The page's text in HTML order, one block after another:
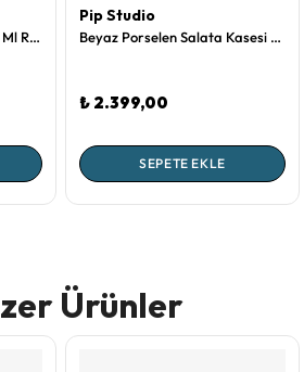
Beyaz Porselen Kupa 260 Ml Royal Gold White Collection by Pip Studio
Pip Studio
Beyaz Porselen Salata Kasesi 15 Cm Royal Gold White Collection by Pip Studio
₺ 2.399,00
SEPETE EKLE
Ürünler